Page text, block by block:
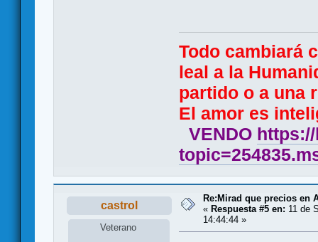
Todo cambiará
leal a la
partido o a una
El amor es
VENDO
castrol
Veterano
Re:Mirad que precios en
« Respuesta #5 en: 11 de
14:44:44 »